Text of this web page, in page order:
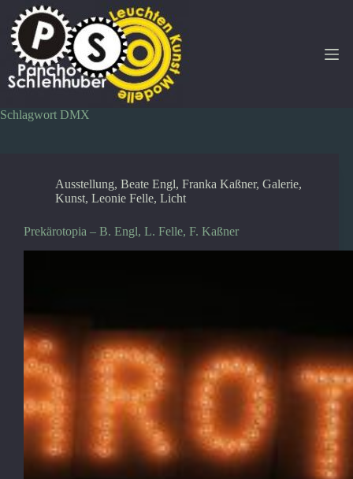
Inhalt
springen
Schlagwort DMX
Ausstellung, Beate Engl, Franka Kaßner, Galerie,
Kunst, Leonie Felle, Licht
Prekärotopia – B. Engl, L. Felle, F. Kaßner